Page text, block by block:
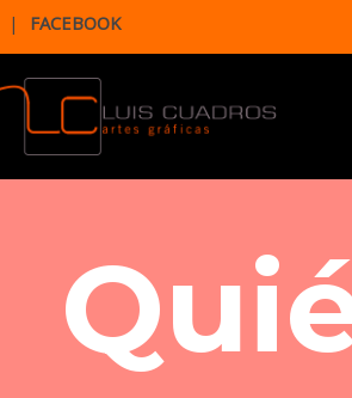
| FACEBOOK